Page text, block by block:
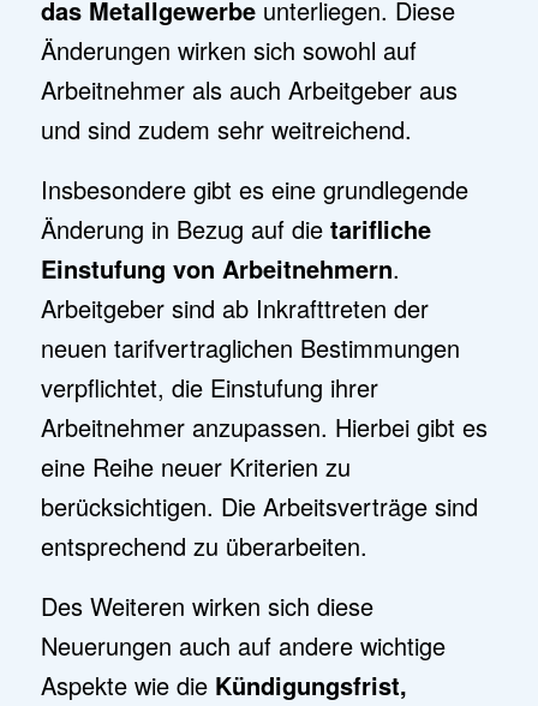
das Metallgewerbeunterliegen. Diese
Änderungen wirken sich sowohl auf
Arbeitnehmer als auch Arbeitgeber aus
und sind zudem sehr weitreichend.
Insbesondere gibt es eine grundlegende
Änderung in Bezug auf dietarifliche
Einstufung von Arbeitnehmern.
Arbeitgeber sind ab Inkrafttreten der
neuen tarifvertraglichen Bestimmungen
verpflichtet, die Einstufung ihrer
Arbeitnehmer anzupassen. Hierbei gibt es
eine Reihe neuer Kriterien zu
berücksichtigen. Die Arbeitsverträge sind
entsprechend zu überarbeiten.
Des Weiteren wirken sich diese
Neuerungen auch auf andere wichtige
Aspekte wie die Kündigungsfrist,